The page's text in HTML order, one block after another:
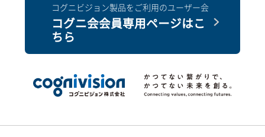
コグニビジョン製品をご利用のユーザー会
コグニ会会員専用ページはこ
ちら